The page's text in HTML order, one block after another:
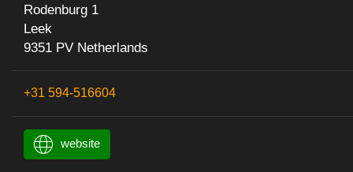
Rodenburg 1
Leek
9351 PV Netherlands
+31 594-516604
website